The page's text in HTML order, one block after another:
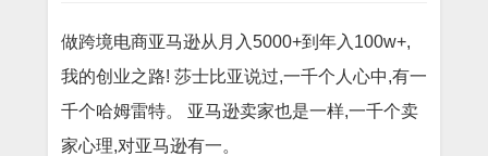
做跨境电商亚马逊从月入5000+到年入100w+,
我的创业之路! 莎士比亚说过,一千个人心中,有一
千个哈姆雷特。 亚马逊卖家也是一样,一千个卖
家心理,对亚马逊有一。